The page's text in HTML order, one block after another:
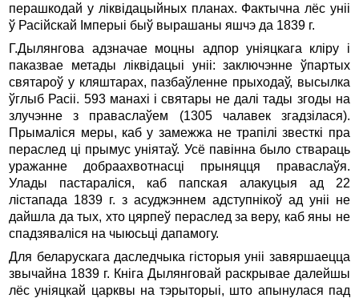
перашкодай у ліквідацыйных планах. Фактычна лёс уніі
ў Расійскай Імперыі быў вырашаны яшчэ да 1839 г.
Г.Дылянгова адзначае моцны адпор уніяцкага кліру і
паказвае метады ліквідацыі уніі: заключэнне ўпартых
святароў у кляштарах, пазбаўленне прыходаў, высылка
ўглыб Расіі. 593 манахі і святары не далі тады згоды на
злучэнне з праваслаўем (1305 чалавек згадзілася).
Прымаліся меры, каб у замежжа не трапілі звесткі пра
пераслед ці прымус уніятаў. Усё павінна было ствараць
уражанне добраахвотнасці прыняцця праваслаўя.
Улады пастараліся, каб папская алакуцыя ад 22
лістапада 1839 г. з асуджэннем адступнікоў ад уніі не
дайшла да тых, хто цярпеў пераслед за веру, каб яны не
спадзяваліся на чыюсьці дапамогу.
Для беларускага даследчыка гісторыя уніі завяршаецца
звычайна 1839 г. Кніга Дылянговай раскрывае далейшы
лёс уніяцкай царквы на тэрыторыі, што апынулася пад